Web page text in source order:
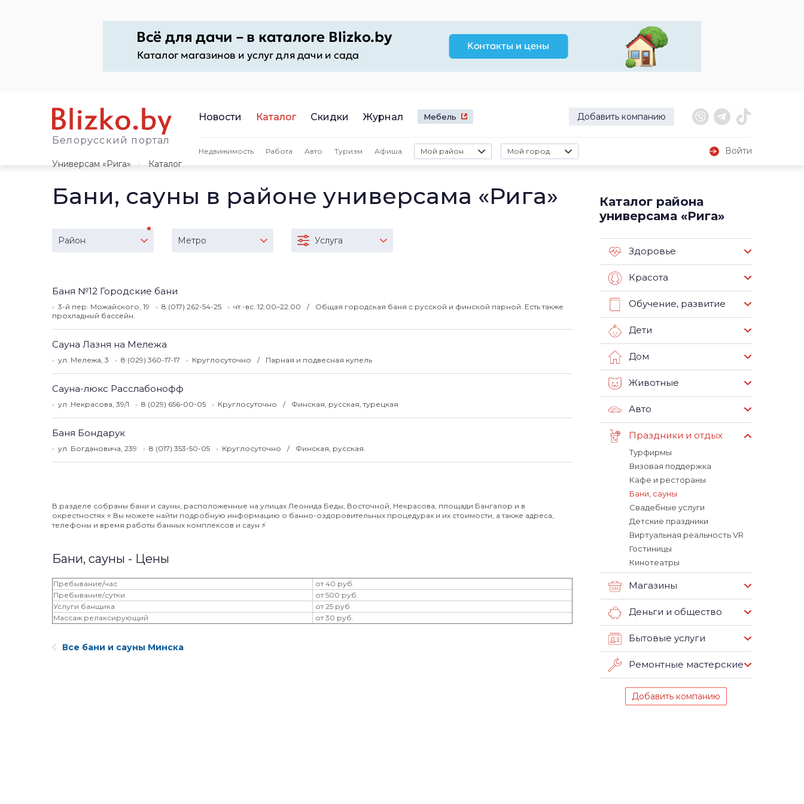
Белорусский портал
Новости Каталог Скидки Журнал Мебель Добавить компанию
Недвижимость Работа Авто Туризм Афиша Мой район Мой город
Войти
Универсам «Рига»
Каталог
Бани, сауны в районе универсама «Рига»
Район Метро Услуга
Баня №12 Городские бани
3-й пер. Можайского, 19 8 (017) 262-54-25 чт.-вс.:12:00–22:00
Общая городская баня с русской и финской парной. Есть также
прохладный бассейн.
Сауна Лазня на Мележа
ул. Мележа, 3 8 (029) 360-17-17 Круглосуточно Парная и подвесная купель
Сауна-люкс Расслабонофф
ул .Некрасова, 39/1 8 (029) 656-00-05 Круглосуточно Финская, русская, турецкая
Баня Бондарук
ул. Богдановича, 239 8 (017) 353-50-05 Круглосуточно Финская, русская.
В разделе собраны бани и сауны, расположенные на улицах Леонида Беды, Восточной, Некрасова, площади Бангалор и в
окрестностях ⭐️ Вы можете найти подробную информацию о банно-оздоровительных процедурах и их стоимости, а также адреса,
телефоны и время работы банных комплексов и саун ⚡️
Бани, сауны - Цены
Пребывание/час
от 40 руб.
Пребывание/сутки
от 500 руб.
Услуги банщика
от 25 руб.
Массаж релаксирующий
от 30 руб.
Все бани и сауны Минска
Каталог района
универсама «Рига»
Здоровье
Красота
Обучение, развитие
Дети
Дом
Животные
Авто
Праздники и отдых
Турфирмы
Визовая поддержка
Кафе и рестораны
Бани, сауны
Свадебные услуги
Детские праздники
Виртуальная реальность VR
Гостиницы
Кинотеатры
Магазины
Деньги и общество
Бытовые услуги
Ремонтные мастерские
Добавить компанию